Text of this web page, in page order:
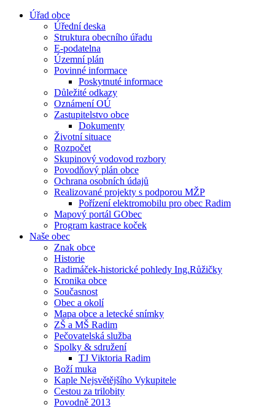
Úřad obce
Úřední deska
Struktura obecního úřadu
E-podatelna
Územní plán
Povinné informace
Poskytnuté informace
Důležité odkazy
Oznámení OÚ
Zastupitelstvo obce
Dokumenty
Životní situace
Rozpočet
Skupinový vodovod rozbory
Povodňový plán obce
Ochrana osobních údajů
Realizované projekty s podporou MŽP
Pořízení elektromobilu pro obec Radim
Mapový portál GObec
Program kastrace koček
Naše obec
Znak obce
Historie
Radimáček-historické pohledy Ing.Růžičky
Kronika obce
Současnost
Obec a okolí
Mapa obce a letecké snímky
ZŠ a MŠ Radim
Pečovatelská služba
Spolky & sdružení
TJ Viktoria Radim
Boží muka
Kaple Nejsvětějšího Vykupitele
Cestou za trilobity
Povodně 2013